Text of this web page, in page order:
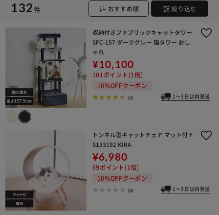
132件 おすすめ順 絞り込む
収納付きファブリックキャットタワー
SFC-157 ダークグレー 猫タワー おし
ゃれ
¥10,100
101ポイント(1倍)
10%OFFクーポン
(9) 1～3日以内発送
トンネル型キャットチェア マット付 Y
S133192 KIRA
¥6,980
69ポイント(1倍)
10%OFFクーポン
(0) 1～3日以内発送